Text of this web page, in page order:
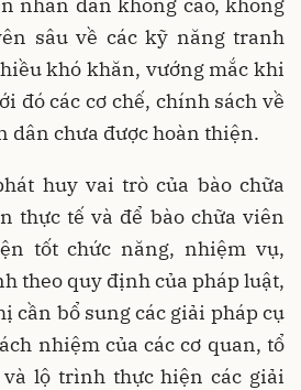
sâu về các kỹ năng tranh
khó khăn, vướng mắc khi
đó các cơ chế, chính sách về
dân chưa được hoàn thiện.
huy vai trò của bào chữa
thực tế và để bào chữa viên
tốt chức năng, nhiệm vụ,
theo quy định của pháp luật,
cần bổ sung các giải pháp cụ
nhiệm của các cơ quan, tổ
lộ trình thực hiện các giải